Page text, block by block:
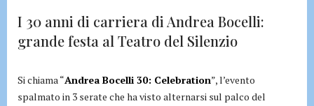
I 30 anni di carriera di Andrea Bocelli:
grande festa al Teatro del Silenzio
Si chiama “Andrea Bocelli 30: Celebration”, l’evento
spalmato in 3 serate che ha visto alternarsi sul palco del